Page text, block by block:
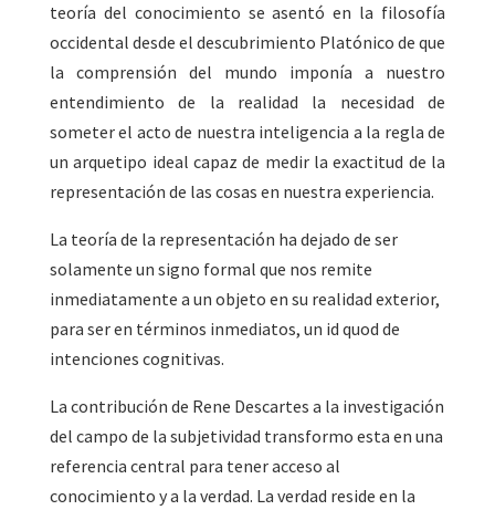
teoría del conocimiento se asentó en la filosofía
occidental desde el descubrimiento Platónico de que
la comprensión del mundo imponía a nuestro
entendimiento de la realidad la necesidad de
someter el acto de nuestra inteligencia a la regla de
un arquetipo ideal capaz de medir la exactitud de la
representación de las cosas en nuestra experiencia.
La teoría de la representación ha dejado de ser
solamente un signo formal que nos remite
inmediatamente a un objeto en su realidad exterior,
para ser en términos inmediatos, un id quod de
intenciones cognitivas.
La contribución de Rene Descartes a la investigación
del campo de la subjetividad transformo esta en una
referencia central para tener acceso al
conocimiento y a la verdad. La verdad reside en la